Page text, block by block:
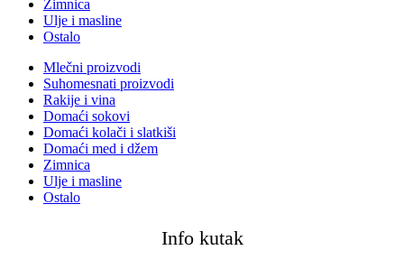
Zimnica
Ulje i masline
Ostalo
Mlečni proizvodi
Suhomesnati proizvodi
Rakije i vina
Domaći sokovi
Domaći kolači i slatkiši
Domaći med i džem
Zimnica
Ulje i masline
Ostalo
Info kutak